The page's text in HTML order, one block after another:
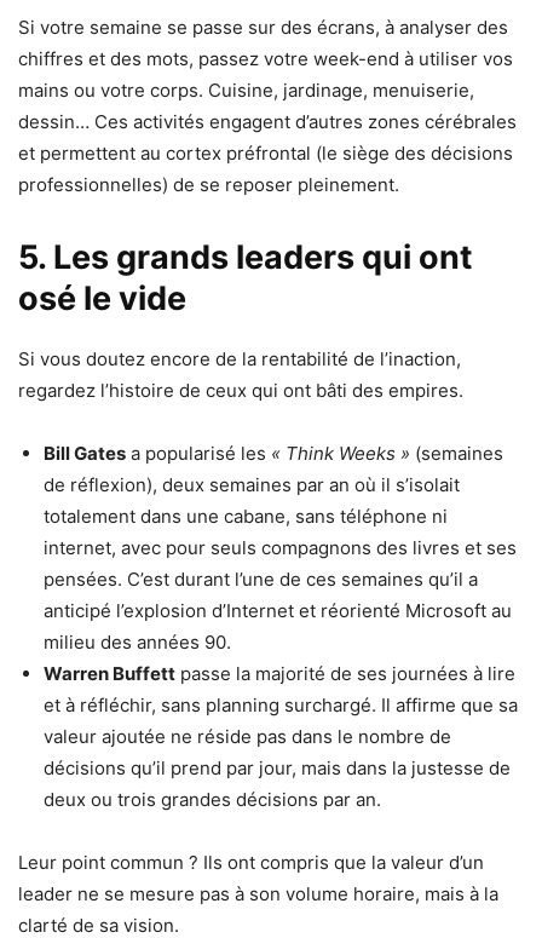
Si votre semaine se passe sur des écrans, à analyser des
chiffres et des mots, passez votre week-end à utiliser vos
mains ou votre corps. Cuisine, jardinage, menuiserie,
dessin… Ces activités engagent d’autres zones cérébrales
et permettent au cortex préfrontal (le siège des décisions
professionnelles) de se reposer pleinement.
5. Les grands leaders qui ont
osé le vide
Si vous doutez encore de la rentabilité de l’inaction,
regardez l’histoire de ceux qui ont bâti des empires.
Bill Gates a popularisé les « Think Weeks » (semaines
de réflexion), deux semaines par an où il s’isolait
totalement dans une cabane, sans téléphone ni
internet, avec pour seuls compagnons des livres et ses
pensées. C’est durant l’une de ces semaines qu’il a
anticipé l’explosion d’Internet et réorienté Microsoft au
milieu des années 90.
Warren Buffett passe la majorité de ses journées à lire
et à réfléchir, sans planning surchargé. Il affirme que sa
valeur ajoutée ne réside pas dans le nombre de
décisions qu’il prend par jour, mais dans la justesse de
deux ou trois grandes décisions par an.
Leur point commun ? Ils ont compris que la valeur d’un
leader ne se mesure pas à son volume horaire, mais à la
clarté de sa vision.